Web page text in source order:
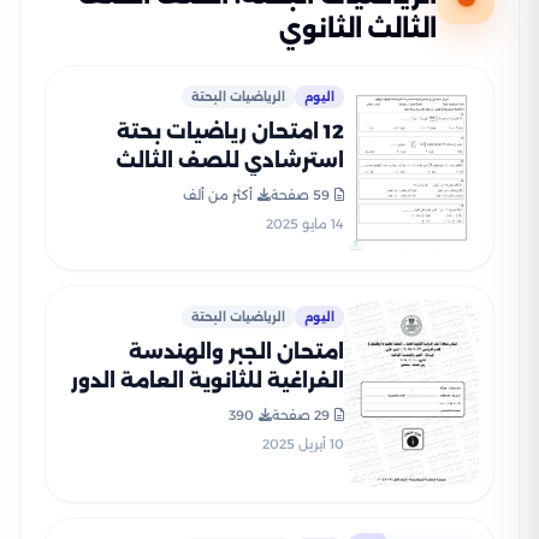
الثالث الثانوي
اليوم الرياضيات البحتة
12 امتحان رياضيات بحتة
استرشادي للصف الثالث
الثانوي 2025 بصيغة PDF
59 صفحة
أكثر من ألف
14 مايو 2025
اليوم الرياضيات البحتة
امتحان الجبر والهندسة
الفراغية للثانوية العامة الدور
بالإجابات الرسمية
29 صفحة
390
10 أبريل 2025